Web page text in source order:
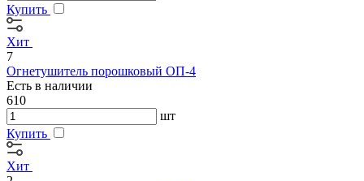
Купить
Хит
7
Огнетушитель порошковый ОП-4
Есть в наличии
610
шт
Купить
Хит